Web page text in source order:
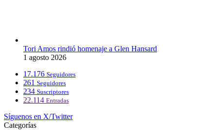
Tori Amos rindió homenaje a Glen Hansard
1 agosto 2026
17.176 Seguidores
261 Seguidores
234 Suscriptores
22.114 Entradas
Síguenos en X/Twitter
Categorías